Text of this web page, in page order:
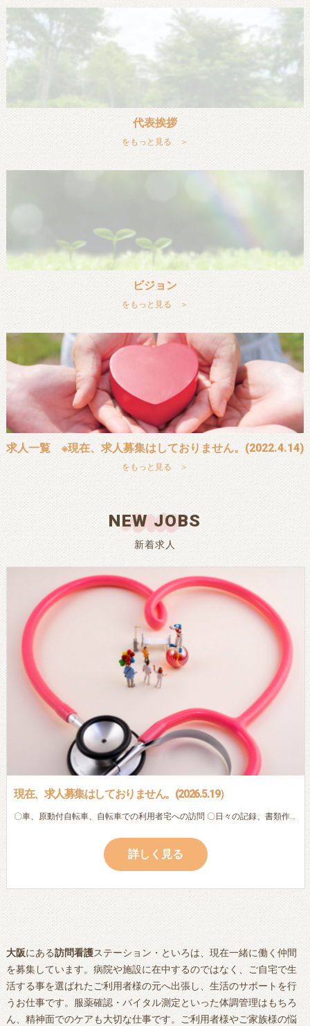
代表挨拶
をもっと見る ＞
ビジョン
をもっと見る ＞
求人一覧 ※現在、求人募集はしておりません。(2022.4.14)
をもっと見る ＞
新着求人
NEW JOBS
現在、求人募集はしておりません。(2026.5.19）
〇車、原動付自転車、自転車での利用者宅への訪問 〇日々の記録、書類作成（ipad・パソコン入力） (以下は利用者様によって変化します。) 〇服薬確認 〇本人・家族の生活相談 〇バイタル測定 〇地域連携 ※ブランクのある方・初めての方でも、先輩看護師・作業療法士が丁寧に指導しますので、安心してご応募下さい。 ※子育てによる時間的な制約のある方も相談に応じます。
詳しく見る
大阪にある訪問看護ステーション・といろは、現在一緒に働く仲間
を募集しています。病院や施設に在中するのではなく、ご自宅で生
活する事を選ばれたご利用者様の元へ出張し、生活のサポートを行
うお仕事です。服薬確認・バイタル測定といった体調管理はもちろ
ん、精神面でのケアも大切な仕事です。ご利用者様やご家族様の悩